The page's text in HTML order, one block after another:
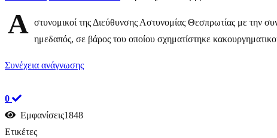
Α στυνομικοί της Διεύθυνσης Αστυνομίας Θεσπρωτίας με την
ημεδαπός, σε βάρος του οποίου σχηματίστηκε
Συνέχεια ανάγνωσης
0
Εμφανίσεις1848
Ετικέτες